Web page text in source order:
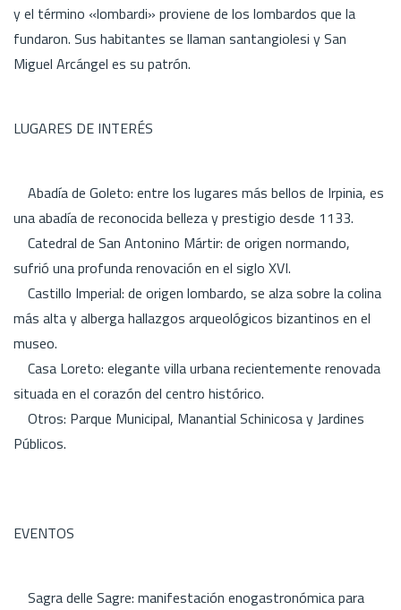
y el término «lombardi» proviene de los lombardos que la
fundaron. Sus habitantes se llaman santangiolesi y San
Miguel Arcángel es su patrón.
LUGARES DE INTERÉS
Abadía de Goleto: entre los lugares más bellos de Irpinia, es
una abadía de reconocida belleza y prestigio desde 1133.
Catedral de San Antonino Mártir: de origen normando,
sufrió una profunda renovación en el siglo XVI.
Castillo Imperial: de origen lombardo, se alza sobre la colina
más alta y alberga hallazgos arqueológicos bizantinos en el
museo.
Casa Loreto: elegante villa urbana recientemente renovada
situada en el corazón del centro histórico.
Otros: Parque Municipal, Manantial Schinicosa y Jardines
Públicos.
EVENTOS
Sagra delle Sagre: manifestación enogastronómica para